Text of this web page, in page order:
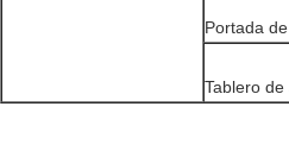
Portada
Tablero